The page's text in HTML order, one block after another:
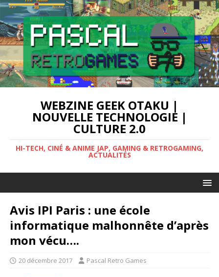
WEBZINE GEEK OTAKU |
NOUVELLE TECHNOLOGIE |
CULTURE 2.0
HI-TECH, CINÉ & ANIME JAP, GAMING & RETROGAMING,
ACTUALITÉS
Avis IPI Paris : une école
informatique malhonnête d’après
mon vécu….
20 décembre 2017 Pascal Retro Games